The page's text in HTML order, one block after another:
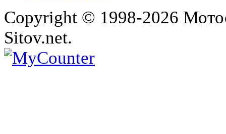
Copyright © 1998-2026
Sitov.net.